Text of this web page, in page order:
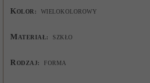
KOLOR: WIELOKOLOROWY
MATERIAŁ: SZKŁO
R ODZAJ: FORMA